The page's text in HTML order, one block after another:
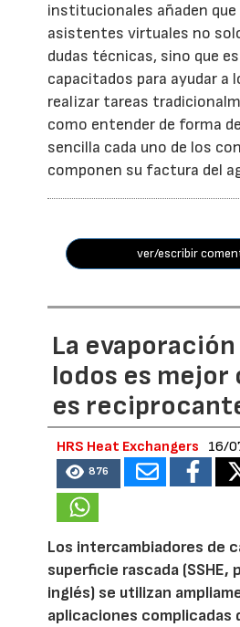
institucionales añaden que
asistentes virtuales no
dudas técnicas, sino que
capacitados para ayudar a
realizar tareas
como entender de forma
sencilla cada uno de los
componen su factura del
ver/escribir
La
lodos es mejor
es
HRS Heat Exchangers 16/
876
Los intercambiadores de
superficie rascada (SSHE,
inglés) se utilizan
aplicaciones